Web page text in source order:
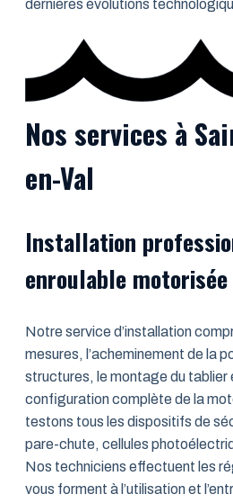
dernières évolutions
Nos services à
en-Val
Installation
enroulable motorisée
Notre service d’installation
mesures, l’acheminement de la
structures, le montage du tablier
configuration complète de la
testons tous les dispositifs de
pare-chute, cellules
Nos techniciens effectuent les
vous forment à l’utilisation et